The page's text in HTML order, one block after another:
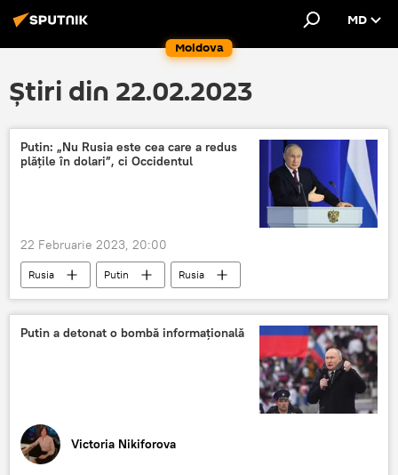
Moldova
MD
Știri din 22.02.2023
Putin: „Nu Rusia este cea care a redus
plățile în dolari”, ci Occidentul
22 Februarie 2023, 20:00
Rusia Putin
Rusia
dolar american
Putin a detonat o bombă informațională
Victoria Nikiforova